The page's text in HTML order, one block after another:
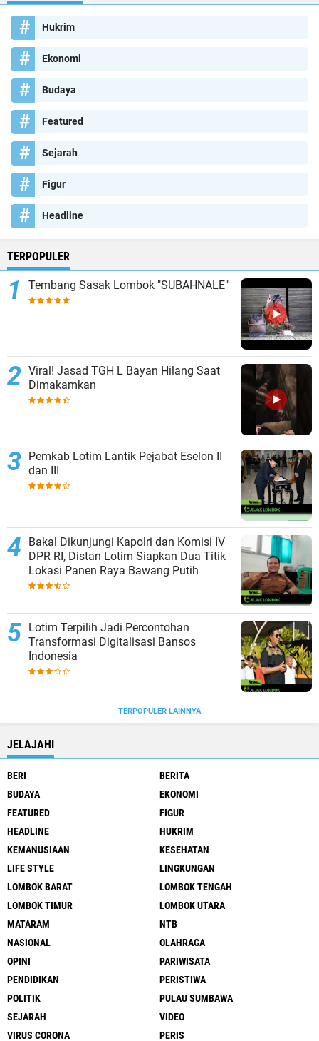
Hukrim
Ekonomi
Budaya
Featured
Sejarah
Figur
Headline
TERPOPULER
Tembang Sasak Lombok "SUBAHNALE"
Viral! Jasad TGH L Bayan Hilang Saat
Dimakamkan
Pemkab Lotim Lantik Pejabat Eselon II
dan III
Bakal Dikunjungi Kapolri dan Komisi IV
DPR RI, Distan Lotim Siapkan Dua Titik
Lokasi Panen Raya Bawang Putih
Lotim Terpilih Jadi Percontohan
Transformasi Digitalisasi Bansos
Indonesia
TERPOPULER LAINNYA
JELAJAHI
BERI
BERITA
BUDAYA
EKONOMI
FEATURED
FIGUR
HEADLINE
HUKRIM
KEMANUSIAAN
KESEHATAN
LIFE STYLE
LINGKUNGAN
LOMBOK BARAT
LOMBOK TENGAH
LOMBOK TIMUR
LOMBOK UTARA
MATARAM
NTB
NASIONAL
OLAHRAGA
OPINI
PARIWISATA
PENDIDIKAN
PERISTIWA
POLITIK
PULAU SUMBAWA
SEJARAH
VIDEO
VIRUS CORONA
PERIS